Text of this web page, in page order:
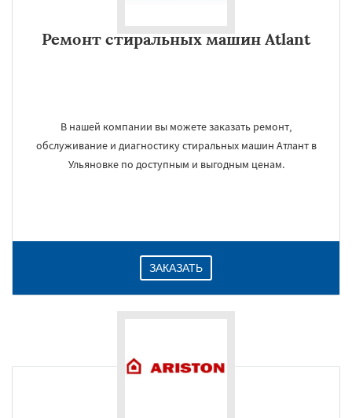
Ремонт стиральных машин Atlant
В нашей компании вы можете заказать ремонт,
обслуживание и диагностику стиральных машин Атлант в
Ульяновке по доступным и выгодным ценам.
ЗАКАЗАТЬ